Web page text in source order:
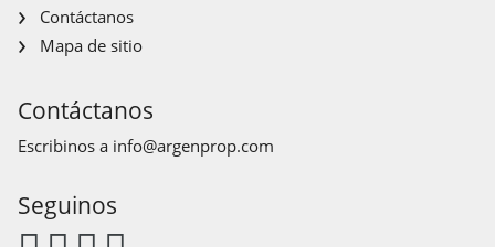
Contáctanos
Mapa de sitio
Contáctanos
Escribinos a info@argenprop.com
Seguinos